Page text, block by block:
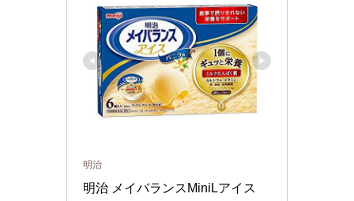
明治
明治 メイバランスMiniLアイス